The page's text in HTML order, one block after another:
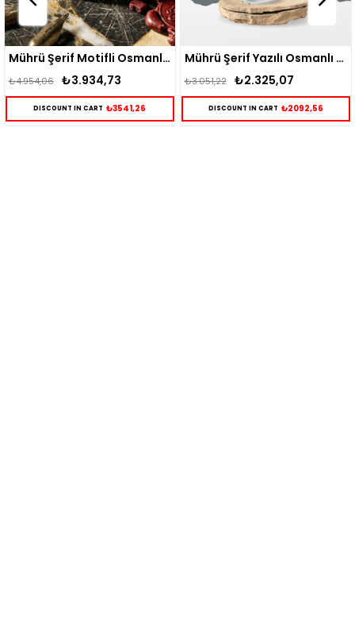
Mührü Şerif Motifli Osmanlı İşlemeli Gümüş Yüzük
Mührü Şerif Yazılı Osmanlı Desenli Gümüş Erkek Yüzük
₺2.325,07
₺3.051,22
DISCOUNT IN CART
₺2.895,15
₺3.724,99
DISCOUNT IN CART